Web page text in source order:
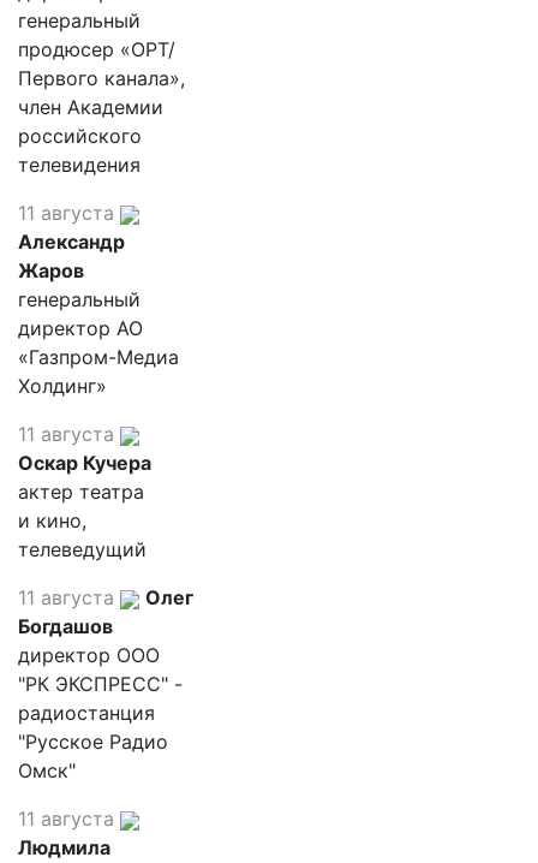
генеральный
продюсер «ОРТ/
Первого канала»,
член Академии
российского
телевидения
11 августа
Александр
Жаров
генеральный
директор АО
«Газпром-Медиа
Холдинг»
11 августа
Оскар Кучера
актер театра
и кино,
телеведущий
11 августа
Олег
Богдашов
директор ООО
"РК ЭКСПРЕСС" -
радиостанция
"Русское Радио
Омск"
11 августа
Людмила